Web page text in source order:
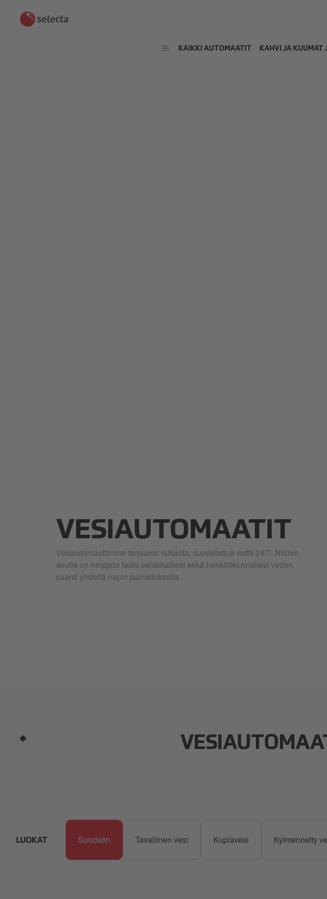
KAIKKI AUTOMAATIT KAHVI JA KUUMAT
VESIAUTOMAATIT
Vesiautomaattimme tarjoavat raikasta, suodatettua vettä 24/7. Niiden
avulla on helppoa taata asiakkaillesi sekä henkilökunnallesi veden
saanti yhdellä napin painalluksella.
LUOKAT Suodatin Tavallinen vesi Kuplavesi Kylmennetty